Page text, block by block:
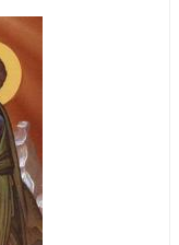
языки
пастырскими